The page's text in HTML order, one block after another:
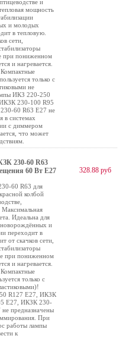
и
мощность
и молодых
в тепловую.
сети,
при пониженном
и нагревается.
только с
не
ИКЗ 220-250
230-100 R95
60 R63 Е27 не
в системах
с диммером
что может
230-60 R63
60 Вт Е27
60 R63 для
колбой
Максимальная
Идеальна для
новорождённых и
переходит в
от скачков сети,
при пониженном
и нагревается.
только с
R127 E27, ИКЗК
E27, ИКЗК 230-
предназначены
При
работы лампы
к
328.88 руб